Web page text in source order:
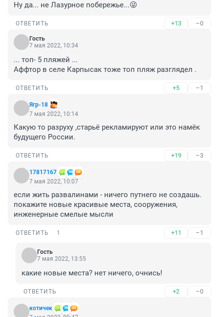
Ну да... не Лазурное побережье...😜
ОТВЕТИТЬ +13 –0
Гость
7 мая 2022, 10:34
... топ- 5 пляжей ...
Аффтор в селе Карпысак тоже топ пляж разглядел .
ОТВЕТИТЬ +5 –1
Ягр-18
7 мая 2022, 10:14
Какую то разруху ,старьё рекламируют или это намёк
будущего России.
ОТВЕТИТЬ +19 –3
17817167
7 мая 2022, 10:07
если жить развалинами - ничего путнего не создашь.
покажите новые красивые места, сооружения,
инженерные смелые мысли
ОТВЕТИТЬ 1 +11 –1
Гость
7 мая 2022, 13:55
какие новые места? нет ничего, очнись!
ОТВЕТИТЬ +2 –0
котичек